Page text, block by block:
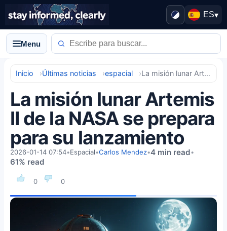
ES▾
Menu
Inicio Últimas noticias espacial La misión lunar Artemis II de la NASA se prepara para su lanzamiento
La misión lunar Artemis
II de la NASA se prepara
para su lanzamiento
0 0
2026-01-14 07:54•Espacial•Carlos Mendez•4 min read•
61% read